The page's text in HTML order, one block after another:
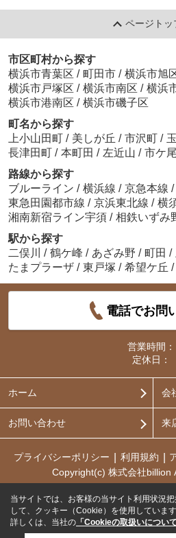
ページトッ
市区町村から探す
横浜市青葉区 / 町田市 / 横浜市旭
横浜市戸塚区 / 横浜市南区 / 横浜
横浜市港南区 / 横浜市磯子区
町名から探す
上小山田町 / 美しが丘 / 市沢町 /
長津田町 / 本町田 / 左近山 / 市ケ
路線から探す
ブルーライン / 横浜線 / 京急本線 /
東急田園都市線 / 京浜東北線 / 横
湘南新宿ライン宇須 / 相鉄いずみ
駅から探す
二俣川 / 鶴ケ峰 / あざみ野 / 町田 /
たまプラーザ / 東戸塚 / 希望ケ丘 /
電話でお問
営業時間：
定休日：
ホーム 会
お問い合わせ 来
プライバシーポリシー 利用規約
Copyright(c) 株式会社billion
当サイトでは、お客様の当サイト利用状況
して、クッキー（Cookie）を使用しています
詳しくは、当社の 「Cookieの取扱いについて